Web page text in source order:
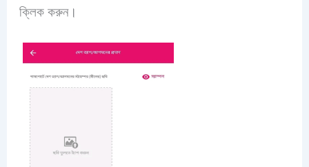
ক্লিক করুন।